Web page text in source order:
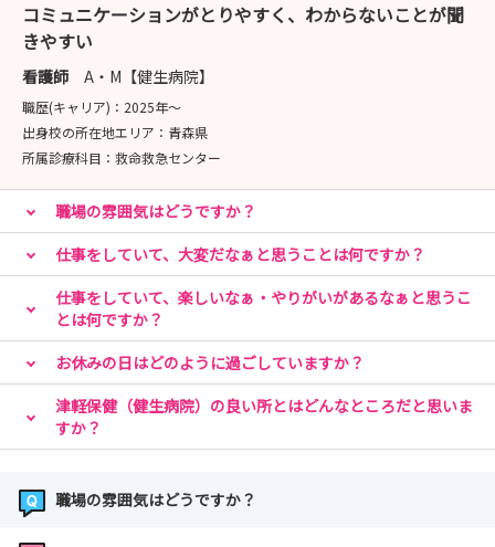
コミュニケーションがとりやすく、わからないことが聞
きやすい
看護師 A・M【健生病院】
職歴(キャリア)： 2025年〜
出身校の所在地エリア： 青森県
所属診療科目： 救命救急センター
職場の雰囲気はどうですか？
仕事をしていて、大変だなぁと思うことは何ですか？
仕事をしていて、楽しいなぁ・やりがいがあるなぁと思うこ
とは何ですか？
お休みの日はどのように過ごしていますか？
津軽保健（健生病院）の良い所とはどんなところだと思いま
すか？
職場の雰囲気はどうですか？